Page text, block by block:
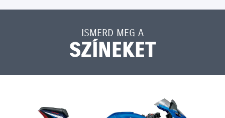
ISMERD MEG A
SZÍNEKET